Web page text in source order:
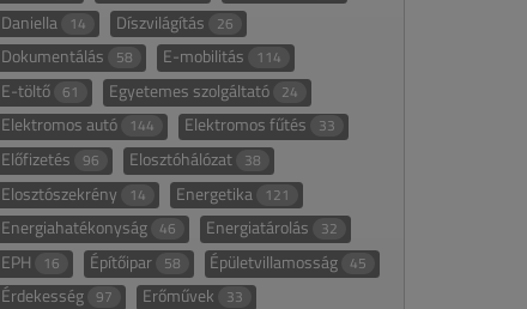
Daniella 14 Díszvilágítás 26
Dokumentálás 58 E-mobilitás 114
E-töltő 61 Egyetemes szolgáltató 24
Elektromos autó 144 Elektromos fűtés 33
Előfizetés 96 Elosztóhálózat 38
Elosztószekrény 14 Energetika 121
Energiahatékonyság 46 Energiatárolás 32
EPH 16 Építőipar 58 Épületvillamosság 45
Érdekesség 97 Erőművek 33